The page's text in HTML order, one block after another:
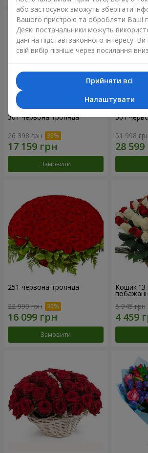
301 червона троянда
26 398 грн
Замовити
501
51 998
251 червона троянда
22 999 грн
Замовити
Кошик "З
5 945 грн
або застосунок зможуть зберігати
Вашого пристрою та обробляти Ваші
Деякі постачальники можуть
дані на підставі законного інтересу.
свій вибір пізніше через посилання
Прийняти всі
Налаштувати